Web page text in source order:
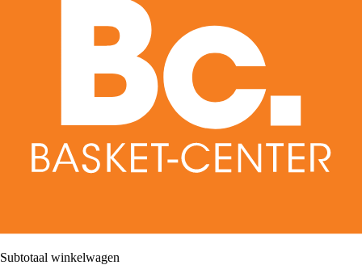
Subtotaal winkelwagen